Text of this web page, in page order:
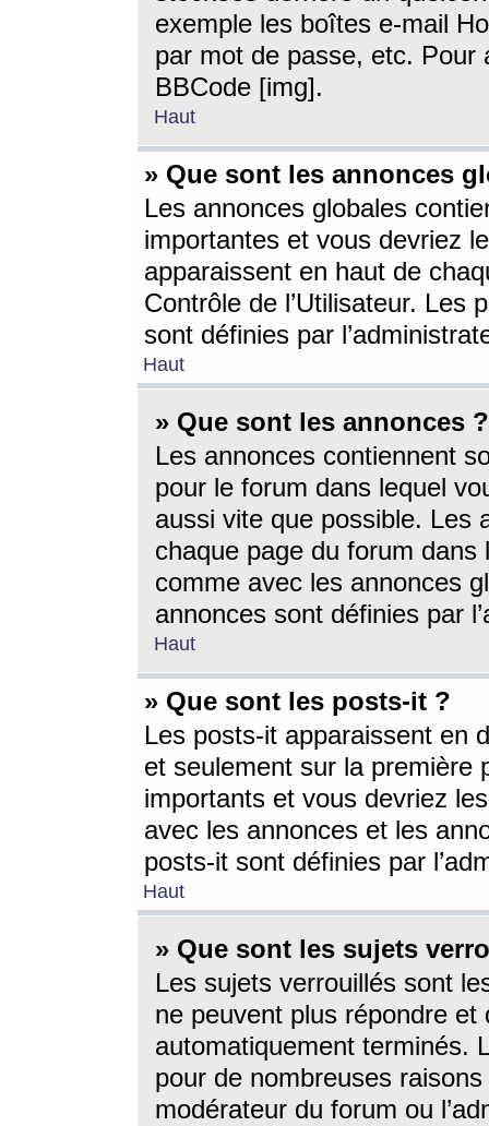
exemple les boîtes e-mail
par mot de passe, etc. Pour
BBCode [img].
Haut
» Que sont les annonces
Les annonces globales
importantes et vous devriez
apparaissent en haut de
Contrôle de l’Utilisateur. Les
sont définies par
Haut
» Que sont les annonces ?
Les annonces contiennent
pour le forum dans lequel
aussi vite que possible. Les
chaque page du forum dans
comme avec les annonces
annonces sont définies par
Haut
» Que sont les posts-it ?
Les posts-it apparaissent en
et seulement sur la première
importants et vous devriez
avec les annonces et les
posts-it sont définies par
Haut
» Que sont les sujets
Les sujets verrouillés sont
ne peuvent plus répondre
automatiquement terminés.
pour de nombreuses
modérateur du forum ou